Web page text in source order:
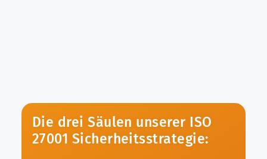
Die drei Säulen unserer ISO
27001 Sicherheitsstrategie: